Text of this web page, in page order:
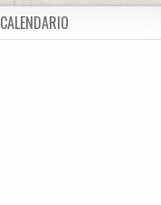
CALENDARIO